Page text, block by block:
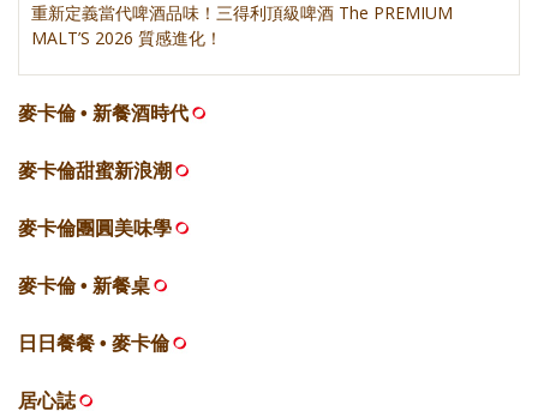
重新定義當代啤酒品味！三得利頂級啤酒 The PREMIUM
MALT’S 2026 質感進化！
麥卡倫 • 新餐酒時代
麥卡倫甜蜜新浪潮
麥卡倫團圓美味學
麥卡倫 • 新餐桌
日日餐餐 • 麥卡倫
居心誌